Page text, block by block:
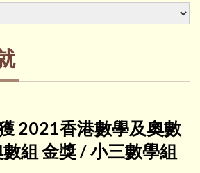
2021香港數學及奧數
組 金獎 / 小三數學組